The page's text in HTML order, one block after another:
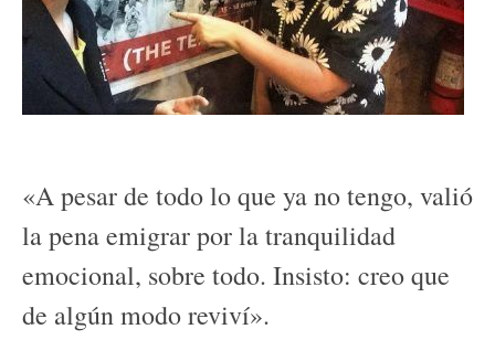
«A pesar de todo lo que ya no tengo, valió
la pena emigrar por la tranquilidad
emocional, sobre todo. Insisto: creo que
de algún modo reviví».